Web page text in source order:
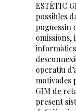
ESTÈTIC
possibles
poguessin
operatiu
motivades
GIM de
present